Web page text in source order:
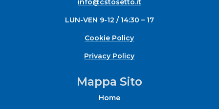
info@cstosetto.it
LUN-VEN 9-12 / 14:30 – 17
Cookie Policy
Privacy Policy
Mappa Sito
Home